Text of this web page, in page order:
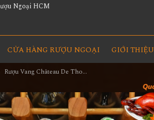
CỬA HÀNG RƯỢU NGOẠI GIỚI THIỆU
Rượu Vang Château De Tholomies La Chapelle Minervois La Livinière